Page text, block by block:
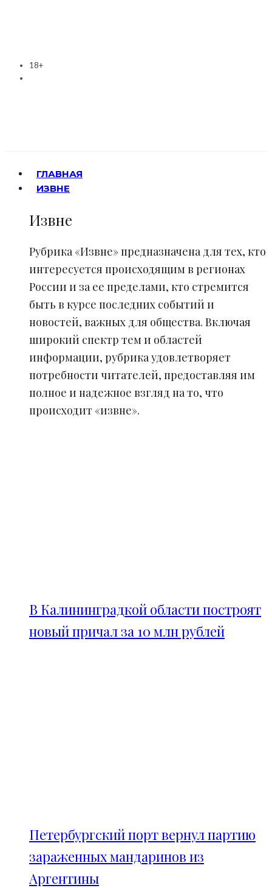
18+
ГЛАВНАЯ
ИЗВНЕ
Извне
Рубрика «Извне» предназначена для тех, кто
интересуется происходящим в регионах
России и за ее пределами, кто стремится
быть в курсе последних событий и
новостей, важных для общества. Включая
широкий спектр тем и областей
информации, рубрика удовлетворяет
потребности читателей, предоставляя им
полное и надежное взгляд на то, что
происходит «извне».
В Калининградкой области построят
новый причал за 10 млн рублей
Петербургский порт вернул партию
зараженных мандаринов из
Аргентины